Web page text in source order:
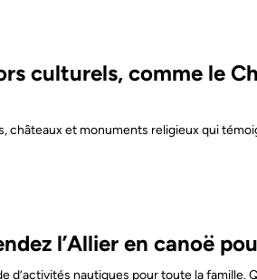
culturels, comme le
châteaux et monuments religieux qui
l’Allier en canoë
d’activités nautiques pour toute la